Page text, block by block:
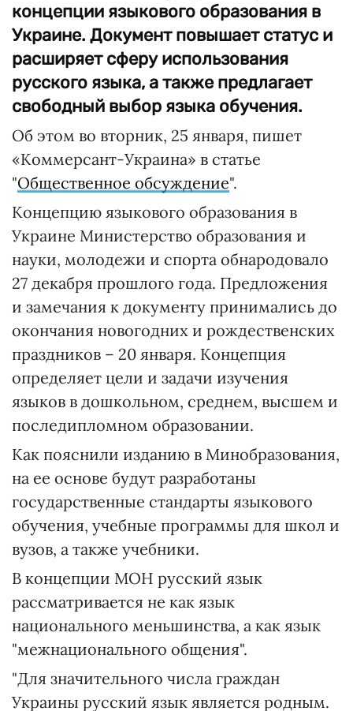
концепции языкового образования в
Украине. Документ повышает статус и
расширяет сферу использования
русского языка, а также предлагает
свободный выбор языка обучения.
Об этом во вторник, 25 января, пишет
«Коммерсант-Украина» в статье
"Общественное обсуждение".
Концепцию языкового образования в
Украине Министерство образования и
науки, молодежи и спорта обнародовало
27 декабря прошлого года. Предложения
и замечания к документу принимались до
окончания новогодних и рождественских
праздников – 20 января. Концепция
определяет цели и задачи изучения
языков в дошкольном, среднем, высшем и
последипломном образовании.
Как пояснили изданию в Минобразования,
на ее основе будут разработаны
государственные стандарты языкового
обучения, учебные программы для школ и
вузов, а также учебники.
В концепции МОН русский язык
рассматривается не как язык
национального меньшинства, а как язык
"межнационального общения".
"Для значительного числа граждан
Украины русский язык является родным.